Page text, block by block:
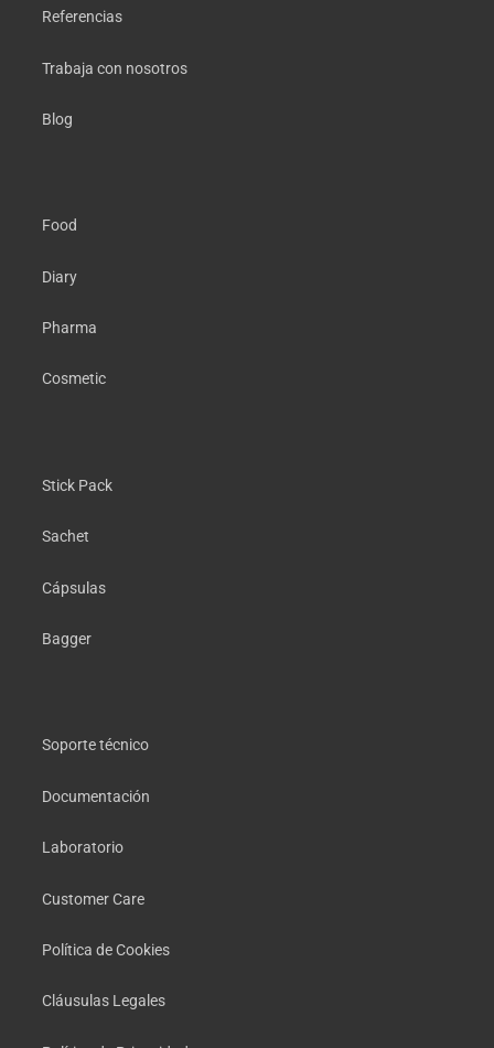
Referencias
Trabaja con nosotros
Blog
Food
Diary
Pharma
Cosmetic
Stick Pack
Sachet
Cápsulas
Bagger
Soporte técnico
Documentación
Laboratorio
Customer Care
Política de Cookies
Cláusulas Legales